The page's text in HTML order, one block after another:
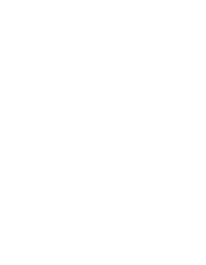
Toate sunt
gestioneze cu
cu societatea,
- Suntem
comunitatea